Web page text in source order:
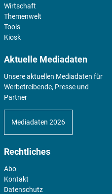
Wirtschaft
Themenwelt
Tools
Kiosk
Aktuelle Mediadaten
Unsere aktuellen Mediadaten für
Werbetreibende, Presse und
Partner
Mediadaten 2026
Rechtliches
Abo
Kontakt
Datenschutz